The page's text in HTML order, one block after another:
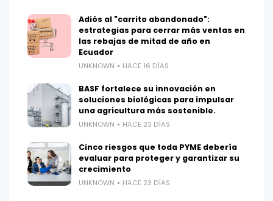
Adiós al "carrito abandonado":
estrategias para cerrar más ventas en
las rebajas de mitad de año en
Ecuador
UNKNOWN HACE 16 DÍAS
BASF fortalece su innovación en
soluciones biológicas para impulsar
una agricultura más sostenible.
UNKNOWN HACE 23 DÍAS
Cinco riesgos que toda PYME debería
evaluar para proteger y garantizar su
crecimiento
UNKNOWN HACE 23 DÍAS